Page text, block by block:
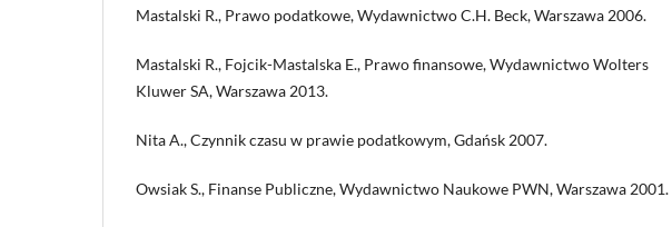
Mastalski R., Prawo podatkowe, Wydawnictwo C.H. Beck, Warszawa 2006.
Mastalski R., Fojcik-Mastalska E., Prawo finansowe, Wydawnictwo Wolters
Kluwer SA, Warszawa 2013.
Nita A., Czynnik czasu w prawie podatkowym, Gdańsk 2007.
Owsiak S., Finanse Publiczne, Wydawnictwo Naukowe PWN, Warszawa 2001.